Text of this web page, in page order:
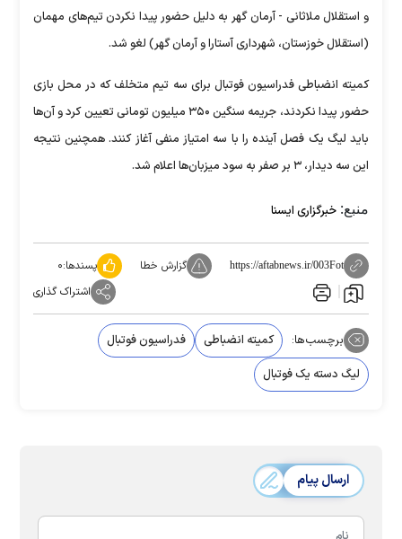
و استقلال ملاثانی - آرمان گهر به دلیل حضور پیدا نکردن تیم‌های مهمان
(استقلال خوزستان، شهرداری آستارا و آرمان گهر) لغو شد.
کمیته انضباطی فدراسیون فوتبال برای سه تیم متخلف که در محل بازی
حضور پیدا نکردند، جریمه سنگین ۳۵۰ میلیون تومانی تعیین کرد و آن‌ها
باید لیگ یک فصل آینده را با سه امتیاز منفی آغاز کنند. همچنین نتیجه
این سه دیدار، ۳ بر صفر به سود میزبان‌ها اعلام شد.
منبع: خبرگزاری ایسنا
https://aftabnews.ir/003Fot گزارش خطا پسندها:۰
اشتراک گذاری
برچسب‌ها: کمیته انضباطی
فدراسیون فوتبال
لیگ دسته یک فوتبال
ارسال پیام